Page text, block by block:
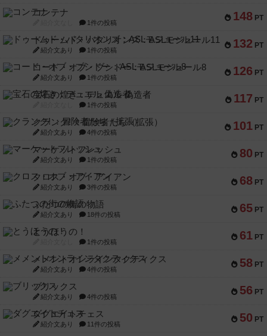
148 PT
コンテナ
1件の投稿
132 PT
ドゥームド・バタリオンズ：ASLモジュール11
紹介文あり 1件の投稿
126 PT
コード・オブ・ブシドー：ASLモジュール8
紹介文あり 1件の投稿
117 PT
宝石の煌き：デュエル 偽造者
1件の投稿
101 PT
クランク! ：冒険者たち（拡張）
紹介文あり 4件の投稿
80 PT
マーケットフレッシュ
紹介文あり 1件の投稿
68 PT
クロス・オブ・アイアン
紹介文あり 3件の投稿
65 PT
ふたつの街の物語
紹介文あり 18件の投稿
61 PT
とうほうの！
1件の投稿
58 PT
メメントオンラインタクティクス
紹介文あり 4件の投稿
56 PT
ブリックス
紹介文あり 4件の投稿
50 PT
ダグエイトチェス
紹介文あり 11件の投稿